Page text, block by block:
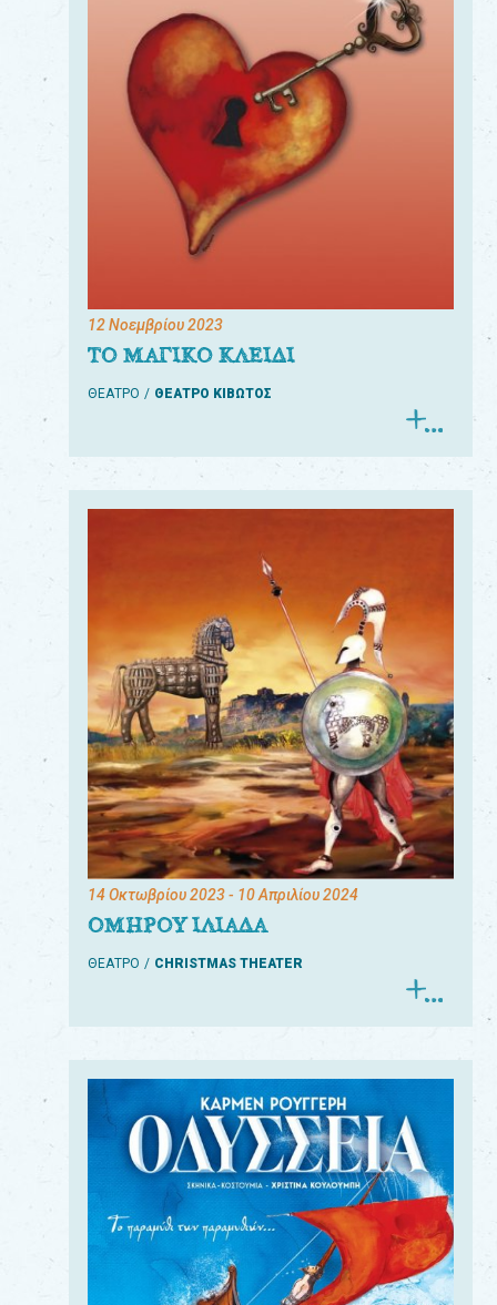
12 Νοεμβρίου 2023
ΤΟ ΜΑΓΙΚΟ ΚΛΕΙΔΙ
ΘΕΑΤΡΟ ΘΕΑΤΡΟ ΚΙΒΩΤΟΣ
14 Οκτωβρίου 2023- 10 Απριλίου 2024
ΟΜΗΡΟΥ ΙΛΙΑΔΑ
ΘΕΑΤΡΟ CHRISTMAS THEATER